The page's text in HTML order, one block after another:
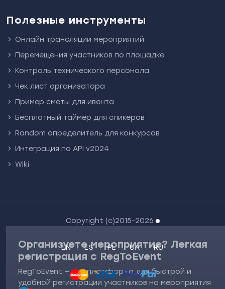
Полезные инструменты
Онлайн трансляции мероприятий
Перемещения участников по площадке
Контроль технического персонала
Чек лист организатора
Пример сметы для ивента
Бесплатный таймер для спикеров
Random определитель для конкурсов
Интеграция по API v2024
Wiki
Copyright (c)2015-2026
Организуете мероприятие? Легкая
регистрация с RegToEvent
RegToEvent — это платформа для быстрой и
удобной регистрации участников на мероприятия
EN ES PL UA RU